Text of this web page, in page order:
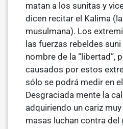
matan a los sunitas y
dicen recitar el Kalima
musulmana). Los
las fuerzas rebeldes
nombre de la “libertad”,
causados por estos
sólo se podrá medir en
Desgraciada­ mente la
adquiriendo un cariz
masas luchan contra